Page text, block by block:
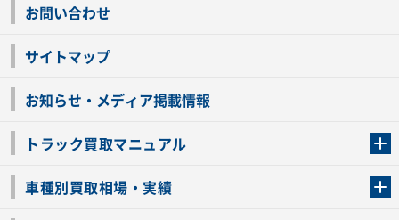
お問い合わせ
サイトマップ
お知らせ・メディア掲載情報
トラック買取マニュアル
車種別買取相場・実績